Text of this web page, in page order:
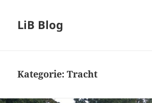
LiB Blog
Kategorie:Tracht